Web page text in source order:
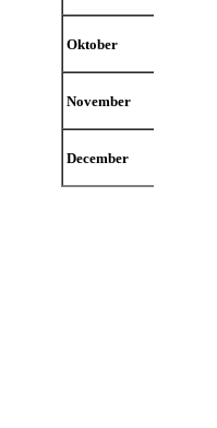
Oktober
November
December